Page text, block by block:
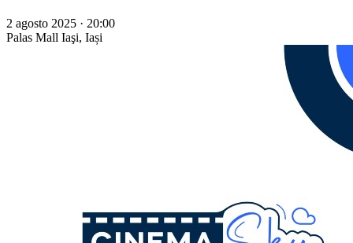
2 agosto 2025 · 20:00
Palas Mall Iaşi, Iași